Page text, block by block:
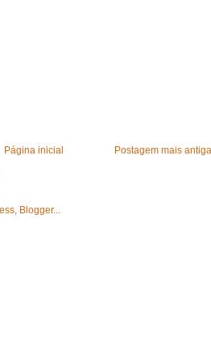
Postagem mais antiga
Página inicial